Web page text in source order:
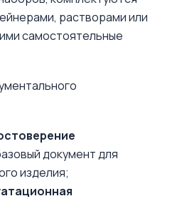
растворами или
самостоятельные
документ для
изделия;